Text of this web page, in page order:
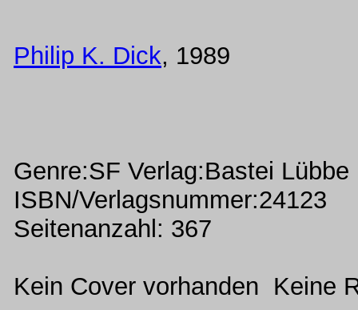
Philip K. Dick, 1989
Genre:SF Verlag:Bastei Lübbe
ISBN/Verlagsnummer:24123
Seitenanzahl: 367
Kein Cover vorhanden Keine